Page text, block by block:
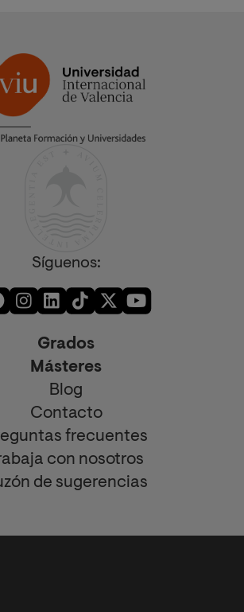
Síguenos:
Grados
Másteres
Blog
Contacto
frecuentes
con nosotros
de sugerencias